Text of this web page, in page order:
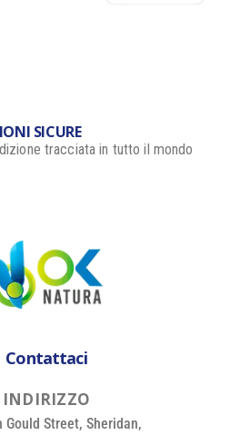
SICURE
tracciata in tutto il mondo
Contattaci
INDIRIZZO
Gould Street, Sheridan,